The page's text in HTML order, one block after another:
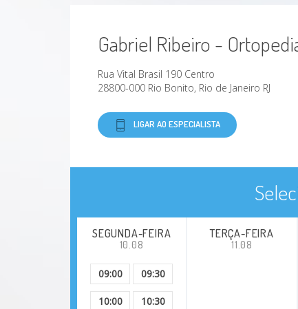
Gabriel Ribeiro -
Rua Vital Brasil 190 Centro
28800-000 Rio Bonito, Rio de Janeiro RJ
LIGAR AO ESPECIALISTA
SEGUNDA-FEIRA
10.08
09:00 09:30
10:00 10:30
TERÇA-FEIRA
11.08